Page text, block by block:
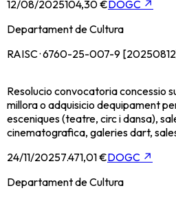
12/08/2025104,30 €DOGC ↗
Departament de Cultura
RAISC · 6760-25-007-9
Resolucio convocatoria concessio
millora o adquisicio dequipament
esceniques (teatre, circ i dansa),
cinematografica, galeries dart,
24/11/20257.471,01 €DOGC ↗
Departament de Cultura